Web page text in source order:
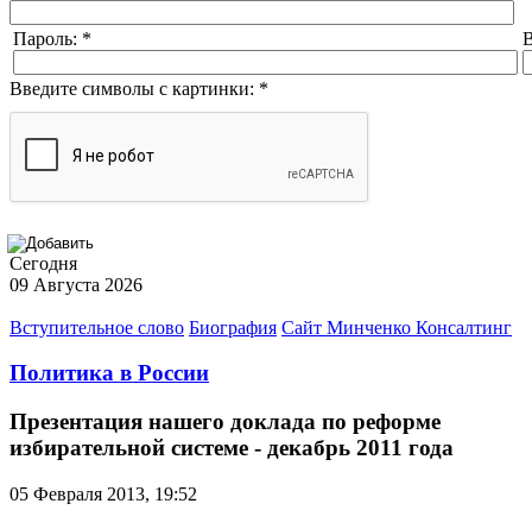
Пароль: *
Введите символы с картинки: *
Сегодня
09 Августа 2026
Вступительное слово Биография Сайт Минченко Консалтинг
Политика в России
Презентация нашего доклада по реформе
избирательной системе - декабрь 2011 года
05 Февраля 2013, 19:52